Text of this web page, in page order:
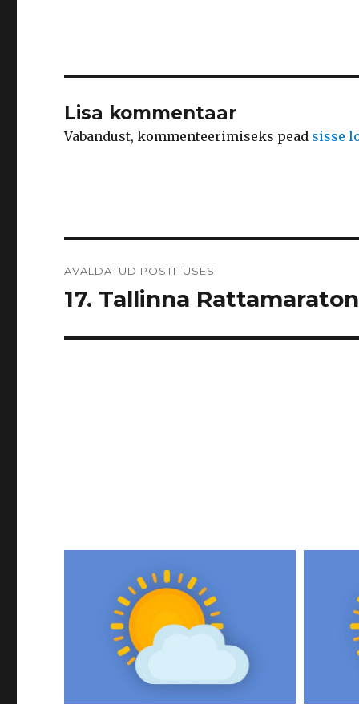
Lisa kommentaar
Vabandust, kommenteerimiseks pead sisse
AVALDATUD POSTITUSES
17. Tallinna